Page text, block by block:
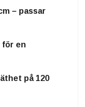
– passar
för en
på 120